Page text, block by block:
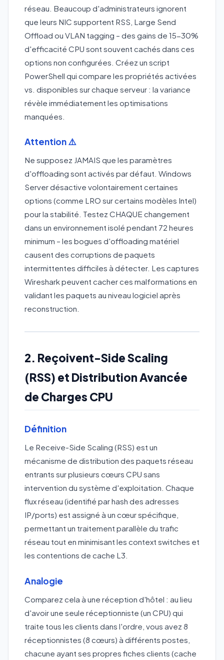
réseau. Beaucoup d'administrateurs ignorent
que leurs NIC supportent RSS, Large Send
Offload ou VLAN tagging – des gains de 15-30%
d'efficacité CPU sont souvent cachés dans ces
options non configurées. Créez un script
PowerShell qui compare les propriétés activées
vs. disponibles sur chaque serveur : la variance
révèle immédiatement les optimisations
manquées.
Attention ⚠️
Ne supposez JAMAIS que les paramètres
d'offloading sont activés par défaut. Windows
Server désactive volontairement certaines
options (comme LRO sur certains modèles Intel)
pour la stabilité. Testez CHAQUE changement
dans un environnement isolé pendant 72 heures
minimum – les bogues d'offloading matériel
causent des corruptions de paquets
intermittentes difficiles à détecter. Les captures
Wireshark peuvent cacher ces malformations en
validant les paquets au niveau logiciel après
reconstruction.
2. Reçoivent-Side Scaling
(RSS) et Distribution Avancée
de Charges CPU
Définition
Le Receive-Side Scaling (RSS) est un
mécanisme de distribution des paquets réseau
entrants sur plusieurs cœurs CPU sans
intervention du système d'exploitation. Chaque
flux réseau (identifié par hash des adresses
IP/ports) est assigné à un cœur spécifique,
permettant un traitement parallèle du trafic
réseau tout en minimisant les context switches et
les contentions de cache L3.
Analogie
Comparez cela à une réception d'hôtel : au lieu
d'avoir une seule réceptionniste (un CPU) qui
traite tous les clients dans l'ordre, vous avez 8
réceptionnistes (8 cœurs) à différents postes,
chacune ayant ses propres fiches clients (cache